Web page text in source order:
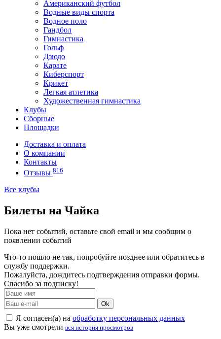
Американский футбол
Водные виды спорта
Водное поло
Гандбол
Гимнастика
Гольф
Дзюдо
Карате
Киберспорт
Крикет
Легкая атлетика
Художественная гимнастика
Клубы
Сборные
Площадки
Доставка и оплата
О компании
Контакты
Отзывы 816
Все клубы
Билеты на Чайка
Пока нет событий, оставьте свой email и мы сообщим о
появлении событий
Что-то пошло не так, попробуйте позднее или обратитесь в
службу поддержки.
Пожалуйста, дождитесь подтверждения отправки формы.
Спасибо за подписку!
Ok
Я согласен(а) на обработку персональных данных
Вы уже смотрели вся история просмотров